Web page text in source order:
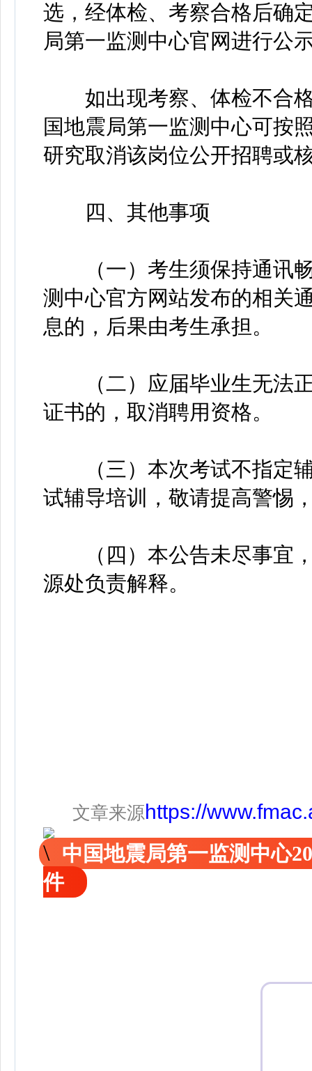
选，经体检、考察合格后确
局第一监测中心官网进行公
如出现考察、体检不合格
国地震局第一监测中心可按
研究取消该岗位公开招聘或
四、其他事项
（一）考生须保持通讯畅
测中心官方网站发布的相关
息的，后果由考生承担。
（二）应届毕业生无法正
证书的，取消聘用资格。
（三）本次考试不指定辅
试辅导培训，敬请提高警惕
（四）本公告未尽事宜，
源处负责解释。
文章来源https://
中国地震局第一监测中心
件